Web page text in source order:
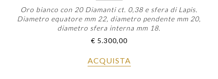
Oro bianco con 20 Diamanti ct. 0,38 e sfera di Lapis.
Diametro equatore mm 22, diametro pendente mm 20,
diametro sfera interna mm 18.
€ 5.300,00
ACQUISTA